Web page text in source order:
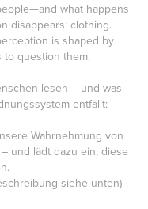
what happens
disappears: clothing.
is shaped by
to question them.
lesen – und was
entfällt:
Wahrnehmung von
und lädt dazu ein, diese
siehe unten)